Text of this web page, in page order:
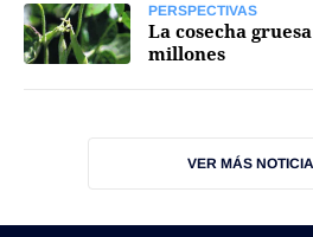
PERSPECTIVAS
La cosecha
millones
VER MÁS